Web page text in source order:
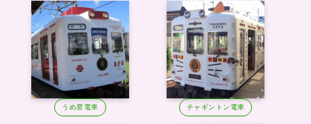
うめ星電車 チャギントン電車